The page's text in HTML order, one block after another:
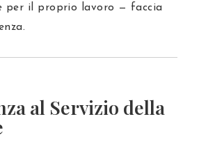
per il proprio lavoro — faccia
al Servizio della